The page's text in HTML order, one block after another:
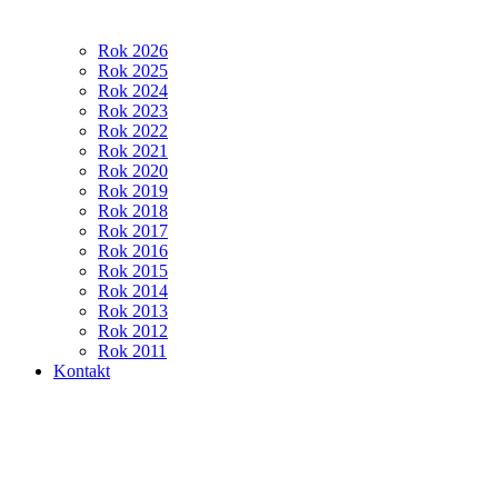
Rok 2026
Rok 2025
Rok 2024
Rok 2023
Rok 2022
Rok 2021
Rok 2020
Rok 2019
Rok 2018
Rok 2017
Rok 2016
Rok 2015
Rok 2014
Rok 2013
Rok 2012
Rok 2011
Kontakt